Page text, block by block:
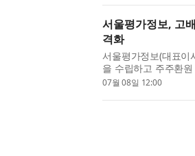
서울평가정보, 고
격화
서울평가정보(대표이
을 수립하고 주주환
일 밝혔다. 이번 기업
07월 08일 12:00